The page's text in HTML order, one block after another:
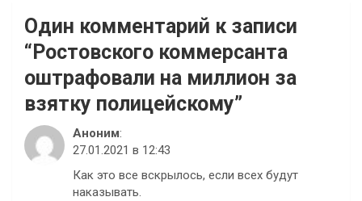
Один комментарий к записи
“ Ростовского коммерсанта
оштрафовали на миллион за
взятку полицейскому”
Аноним:
27.01.2021 в 12:43
Как это все вскрылось, если всех будут
наказывать.